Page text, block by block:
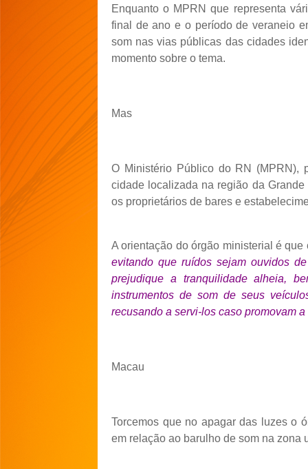
Enquanto o MPRN que representa
final de ano e o período de veraneio
som nas vias públicas das cidades
momento sobre o tema.
Mas
O Ministério Público do RN (MPRN),
cidade localizada na região da
os proprietários de bares e
A orientação do órgão ministerial é que
evitando que ruídos sejam ouvidos
prejudique a tranquilidade alheia,
instrumentos de som de seus
recusando a servi-los caso promovam
Macau
Torcemos que no apagar das luzes o
em relação ao barulho de som na zona